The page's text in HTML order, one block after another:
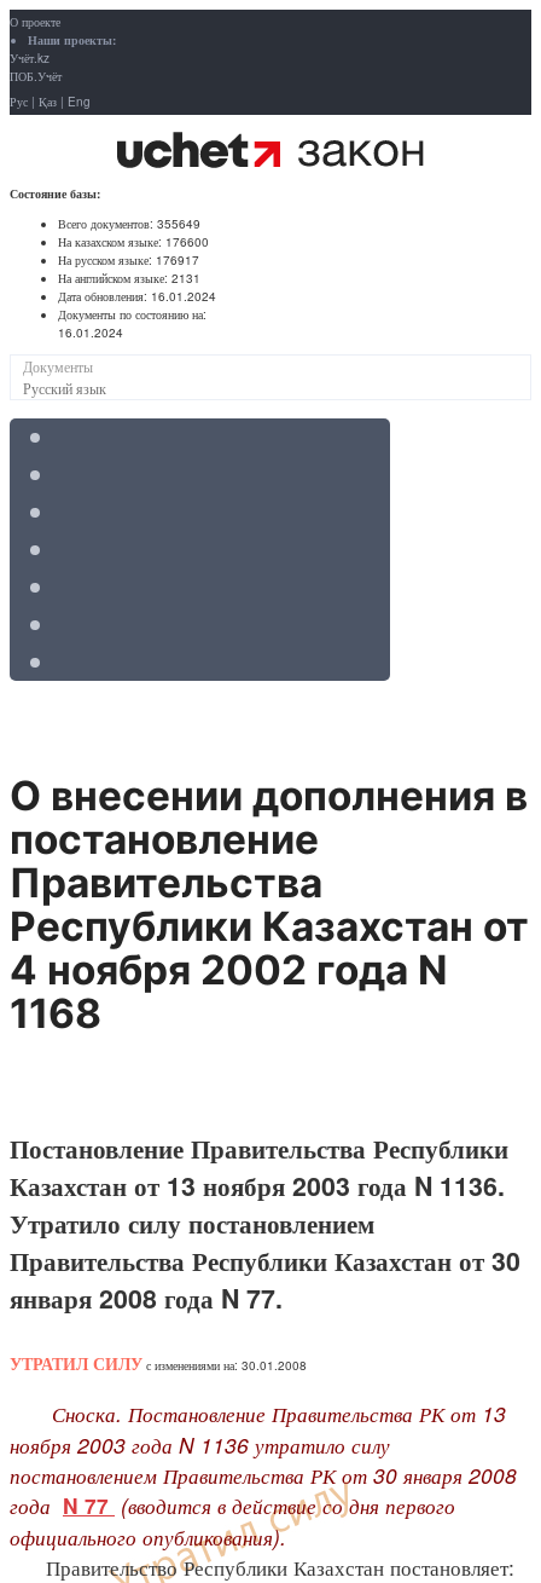
О проекте
Наши проекты:
Учёт.kz
ПОБ.Учёт
Рус | Қаз | Eng
Состояние базы:
Всего документов: 355649
На казахском языке: 176600
На русском языке: 176917
На английском языке: 2131
Дата обновления: 16.01.2024
Документы по состоянию на:
16.01.2024
Документы
Русский язык
О внесении дополнения в
постановление
Правительства
Республики Казахстан от
4 ноября 2002 года N
1168
Постановление Правительства Республики
Казахстан от 13 ноября 2003 года N 1136.
Утратило силу постановлением
Правительства Республики Казахстан от 30
января 2008 года N 77.
УТРАТИЛ СИЛУ с изменениями на: 30.01.2008
Сноска. Постановление Правительства РК от 13
ноября 2003 года N 1136 утратило силу
постановлением Правительства РК от 30 января 2008
года N 77 (вводится в действие со дня первого
официального опубликования).
Правительство Республики Казахстан постановляет: